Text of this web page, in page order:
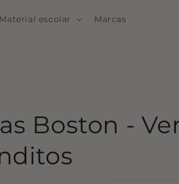
Material escolar Marcas
Boston -